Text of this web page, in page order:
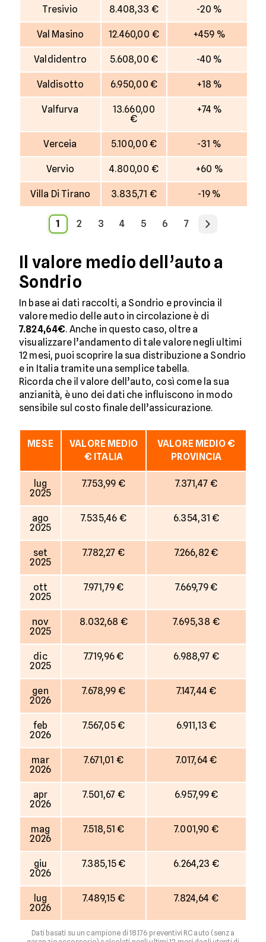
Tresivio 8.408,33 € -20 %
Val Masino 12.460,00 € +459 %
Valdidentro 5.608,00 € -40 %
Valdisotto 6.950,00 € +18 %
Valfurva
13.660,00
€
+74 %
Verceia 5.100,00 € -31 %
Vervio 4.800,00 € +60 %
Villa Di Tirano 3.835,71 € -19 %
1 2 3 4 5 6 7
Il valore medio dell’auto a
Sondrio
In base ai dati raccolti, a Sondrio e provincia il
valore medio delle auto in circolazione è di
7.824,64€. Anche in questo caso, oltre a
visualizzare l’andamento di tale valore negli ultimi
12 mesi, puoi scoprire la sua distribuzione a Sondrio
e in Italia tramite una semplice tabella.
Ricorda che il valore dell’auto, così come la sua
anzianità, è uno dei dati che influiscono in modo
sensibile sul costo finale dell’assicurazione.
MESE
VALORE MEDIO
€ ITALIA
VALORE MEDIO €
PROVINCIA
lug
2025
7.753,99 € 7.371,47 €
ago
2025
7.535,46 € 6.354,31 €
set
2025
7.782,27 € 7.266,82 €
ott
2025
7.971,79 € 7.669,79 €
nov
2025
8.032,68 € 7.695,38 €
dic
2025
7.719,96 € 6.988,97 €
gen
2026
7.678,99 € 7.147,44 €
feb
2026
7.567,05 € 6.911,13 €
mar
2026
7.671,01 € 7.017,64 €
apr
2026
7.501,67 € 6.957,99 €
mag
2026
7.518,51 € 7.001,90 €
giu
2026
7.385,15 € 6.264,23 €
lug
2026
7.489,15 € 7.824,64 €
Dati basati su un campione di 18.176 preventivi RC auto (senza